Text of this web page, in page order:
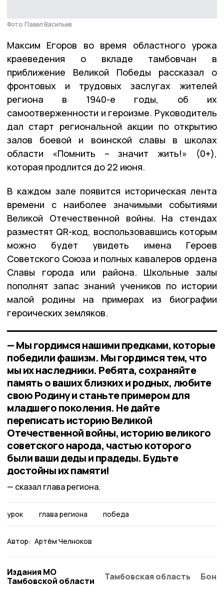
Фото: Павел Васильев
Максим Егоров во время областного урока
краеведения о вкладе тамбовчан в
приближение Великой Победы рассказал о
фронтовых и трудовых заслугах жителей
региона в 1940-е годы, об их
самоотверженности и героизме. Руководитель
дал старт региональной акции по открытию
залов боевой и воинской славы в школах
области «Помнить – значит жить!» (0+),
которая продлится до 22 июня.
В каждом зале появится историческая лента
времени с наиболее значимыми событиями
Великой Отечественной войны. На стендах
разместят QR-код, воспользовавшись которым
можно будет увидеть имена Героев
Советского Союза и полных кавалеров ордена
Славы города или района. Школьные залы
пополнят запас знаний учеников по истории
малой родины на примерах из биографии
героических земляков.
— Мы гордимся нашими предками, которые
победили фашизм. Мы гордимся тем, что
мы их наследники. Ребята, сохраняйте
память о ваших близких и родных, любите
свою Родину и станьте примером для
младшего поколения. Не дайте
переписать историю Великой
Отечественной войны, историю великого
советского народа, частью которого
были ваши деды и прадеды. Будьте
достойны их памяти!
сказал глава региона.
урок глава региона победа
Автор: Артём Челноков
Издания МО
Тамбовской области
Тамбовская область